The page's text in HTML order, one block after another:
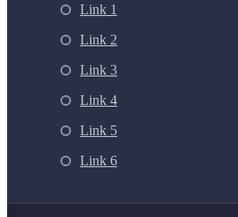
Link 1
Link 2
Link 3
Link 4
Link 5
Link 6